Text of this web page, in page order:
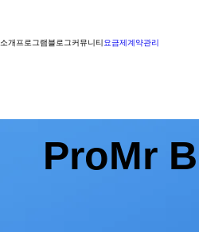
소개프로그램블로그커뮤니티요금제계약관리
ProMr